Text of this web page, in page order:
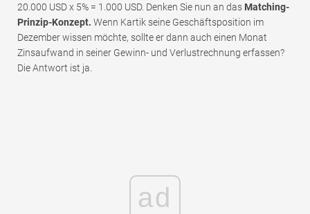
20.000 USD x 5% = 1.000 USD. Denken Sie nun an das Matching-
Prinzip-Konzept. Wenn Kartik seine Geschäftsposition im
Dezember wissen möchte, sollte er dann auch einen Monat
Zinsaufwand in seiner Gewinn- und Verlustrechnung erfassen?
Die Antwort ist ja.
ad